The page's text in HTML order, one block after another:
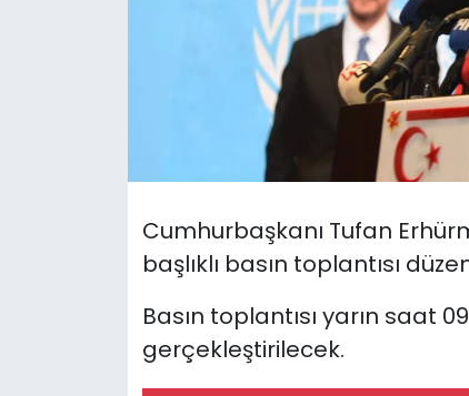
Cumhurbaşkanı Tufan
başlıklı basın toplantısı
Basın toplantısı yarın saat
gerçekleştirilecek.
Politika
Teknoloji